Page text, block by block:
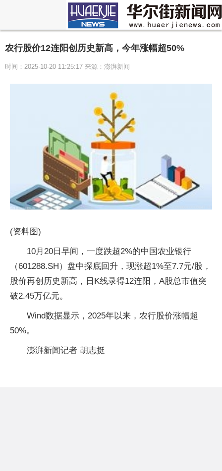
农行股价12连阳创历史新高，今年涨幅超50%
时间：2025-10-20 11:25:17 来源：澎湃新闻
(资料图)
10月20日早间，一度跌超2%的中国农业银行
（601288.SH）盘中探底回升，现涨超1%至7.7元/股，
股价再创历史新高，日K线录得12连阳，A股总市值突
破2.45万亿元。
Wind数据显示，2025年以来，农行股价涨幅超
50%。
澎湃新闻记者 胡志挺